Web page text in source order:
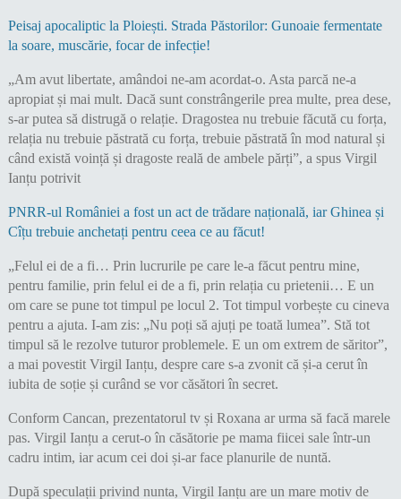
Peisaj apocaliptic la Ploiești. Strada Păstorilor: Gunoaie fermentate
la soare, muscărie, focar de infecție!
„Am avut libertate, amândoi ne-am acordat-o. Asta parcă ne-a
apropiat și mai mult. Dacă sunt constrângerile prea multe, prea dese,
s-ar putea să distrugă o relație. Dragostea nu trebuie făcută cu forța,
relația nu trebuie păstrată cu forța, trebuie păstrată în mod natural și
când există voință și dragoste reală de ambele părți”, a spus Virgil
Ianțu potrivit
PNRR-ul României a fost un act de trădare națională, iar Ghinea și
Cîțu trebuie anchetați pentru ceea ce au făcut!
„Felul ei de a fi… Prin lucrurile pe care le-a făcut pentru mine,
pentru familie, prin felul ei de a fi, prin relația cu prietenii… E un
om care se pune tot timpul pe locul 2. Tot timpul vorbește cu cineva
pentru a ajuta. I-am zis: „Nu poți să ajuți pe toată lumea”. Stă tot
timpul să le rezolve tuturor problemele. E un om extrem de săritor”,
a mai povestit Virgil Ianțu, despre care s-a zvonit că și-a cerut în
iubita de soție și curând se vor căsători în secret.
Conform Cancan, prezentatorul tv și Roxana ar urma să facă marele
pas. Virgil Ianțu a cerut-o în căsătorie pe mama fiicei sale într-un
cadru intim, iar acum cei doi și-ar face planurile de nuntă.
După speculații privind nunta, Virgil Ianțu are un mare motiv de